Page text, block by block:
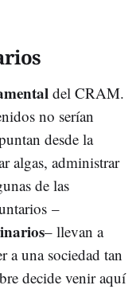
del CRAM.
no serían
desde la
algas, administrar
de las
–
– llevan a
a una sociedad tan
decide venir aquí